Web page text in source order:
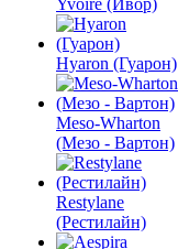
Yvoire (Ивор)
Hyaron (Гуарон)
Meso-Wharton
(Мезо - Вартон)
Restylane
(Рестилайн)